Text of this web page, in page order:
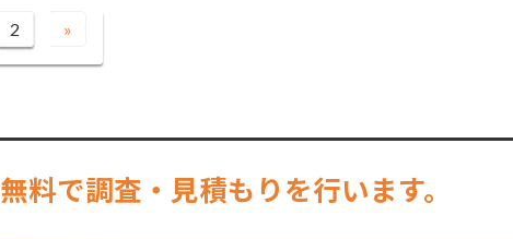
固
ジ
2 »
無料で調査・見積もりを行います。